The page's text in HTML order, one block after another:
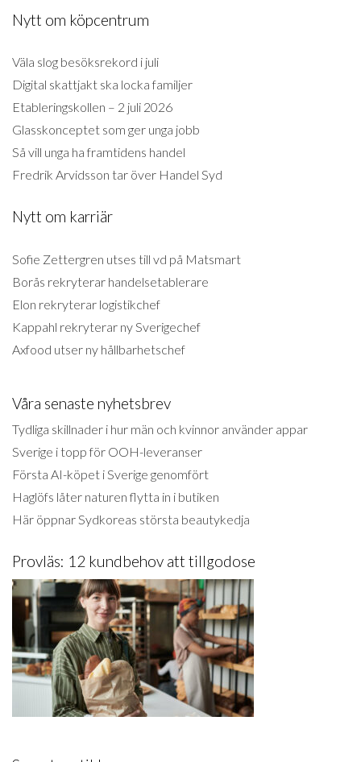
Nytt om köpcentrum
Väla slog besöksrekord i juli
Digital skattjakt ska locka familjer
Etableringskollen – 2 juli 2026
Glasskonceptet som ger unga jobb
Så vill unga ha framtidens handel
Fredrik Arvidsson tar över Handel Syd
Nytt om karriär
Sofie Zettergren utses till vd på Matsmart
Borås rekryterar handelsetablerare
Elon rekryterar logistikchef
Kappahl rekryterar ny Sverigechef
Axfood utser ny hållbarhetschef
Våra senaste nyhetsbrev
Tydliga skillnader i hur män och kvinnor använder appar
Sverige i topp för OOH-leveranser
Första AI-köpet i Sverige genomfört
Haglöfs låter naturen flytta in i butiken
Här öppnar Sydkoreas största beautykedja
Provläs: 12 kundbehov att tillgodose